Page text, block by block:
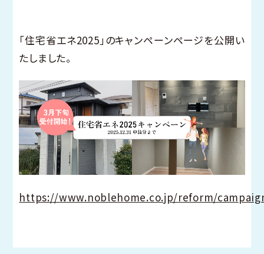
「住宅省エネ2025」のキャンペーンページを公開い
たしました。
https://www.noblehome.co.jp/reform/